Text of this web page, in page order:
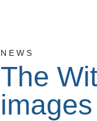
NEWS
The